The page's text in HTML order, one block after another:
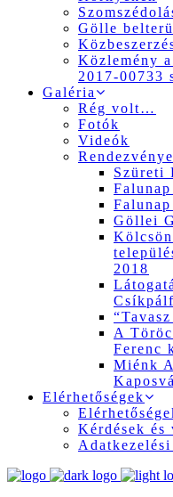
Gölle
Közlemény
2017-00733
Galéria
Rég volt…
Fotók
Videók
Szüreti
Falunap
Göllei
2018
A
Ferenc
Miénk
Elérhetőségek
Kérdések és